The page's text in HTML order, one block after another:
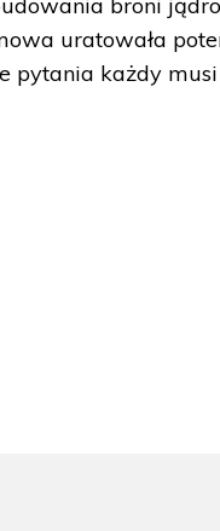
uratowała
pytania każdy musi